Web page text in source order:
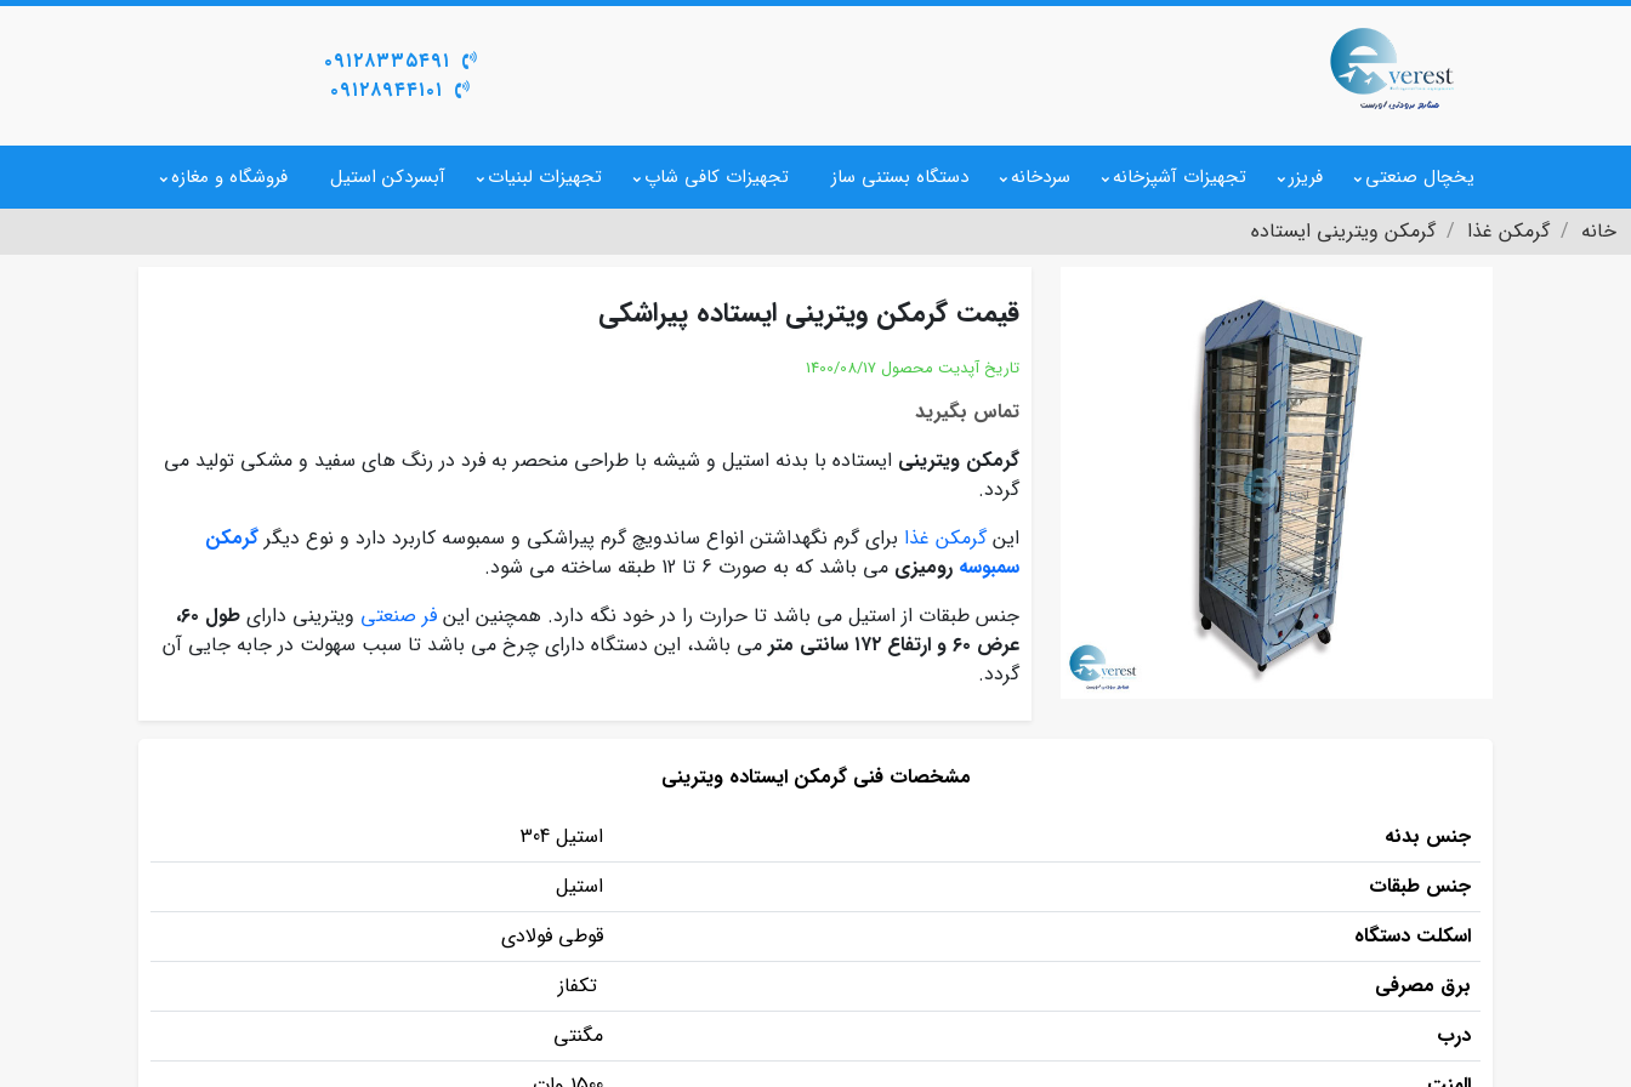
۰۹۱۲۸۳۳۵۴۹۱
۰۹۱۲۸۹۴۴۱۰۱
یخچال صنعتی فریزر تجهیزات آشپزخانه سردخانه دستگاه بستنی ساز تجهیزات کافی شاپ تجهیزات لبنیات آبسردکن استیل فروشگاه و مغازه
خانه گرمکن غذا گرمکن ویترینی ایستاده
قیمت گرمکن ویترینی ایستاده پیراشکی
تاریخ آپدیت محصول 1400/08/17
تماس بگیرید
گرمکن ویترینی ایستاده با بدنه استیل و شیشه با طراحی منحصر به فرد در رنگ های سفید و مشکی تولید می
گردد.
اینگرمکن غذا برای گرم نگهداشتن انواع ساندویچ گرم پیراشکی و سمبوسه کاربرد دارد و نوع دیگر گرمکن
سمبوسه رومیزی می باشد که به صورت 6 تا 12 طبقه ساخته می شود.
جنس طبقات از استیل می باشد تا حرارت را در خود نگه دارد. همچنین این فر صنعتی ویترینی دارای
طول ۶۰،
عرض ۶۰ و ارتفاع ۱۷۲ سانتی متر
می باشد، این دستگاه دارای چرخ می باشد تا سبب سهولت در جابه جایی آن
گردد.
مشخصات فنی گرمکن ایستاده ویترینی
جنس بدنه
استیل 304
جنس طبقات
استیل
اسکلت دستگاه
قوطی فولادی
برق مصرفی
تکفاز
درب
مگنتی